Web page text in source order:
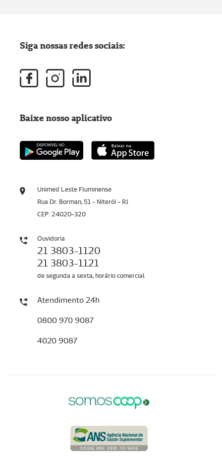
Unimed Leste Fluminense
Rua Dr. Borman, 51 - Niterói - RJ
CEP: 24020-320
Ouvidoria
21 3803-1120
21 3803-1121
de segunda a sexta, horário comercial
Atendimento 24h
0800 970 9087
4020 9087
Siga nossas redes sociais:
Baixe nosso aplicativo